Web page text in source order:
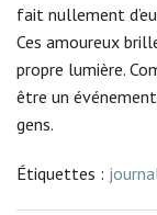
fait nullement
Ces amoureux
propre lumière.
être un
gens.
Étiquettes :